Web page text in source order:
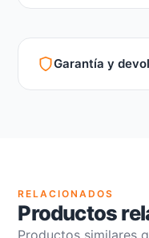
Garantía y
RELACIONADOS
Productos